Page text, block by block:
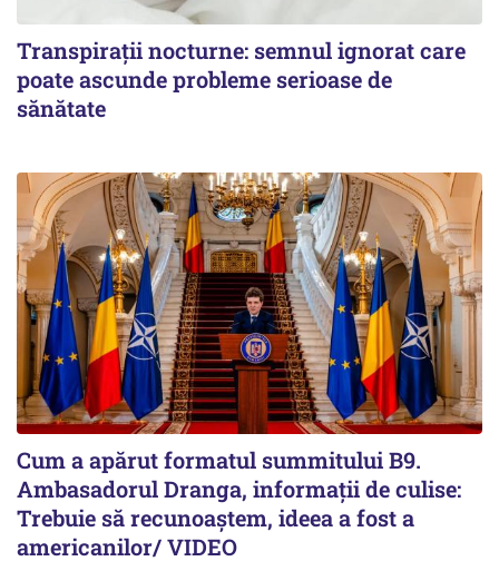
Transpirații nocturne: semnul ignorat care
poate ascunde probleme serioase de
sănătate
Cum a apărut formatul summitului B9.
Ambasadorul Dranga, informații de culise:
Trebuie să recunoaștem, ideea a fost a
americanilor/ VIDEO